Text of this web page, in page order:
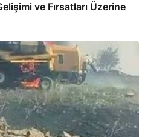
ve Fırsatları Üzerine